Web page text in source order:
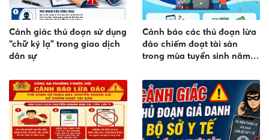
Cảnh giác thủ đoạn sử dụng
“chữ ký lạ” trong giao dịch
dân sự
Cảnh báo các thủ đoạn lừa
đảo chiếm đoạt tài sản
trong mùa tuyển sinh năm